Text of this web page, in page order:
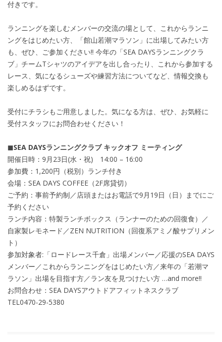
付きです。
ランニングを楽しむメンバーの交流の場として、これからランニ
ングをはじめたい方、「館山若潮マラソン」に出場してみたい方
も、ぜひ、ご参加ください!! 今年の「SEA DAYSランニングクラ
ブ」チームTシャツのアイデアを出し合ったり、これから参加する
レース、気になるシューズや練習方法についてなど、情報交換も
楽しめるはずです。
受付にチラシもご用意しました。気になる方は、ぜひ、お気軽に
受付スタッフにお問合わせください！
◼︎SEA DAYSランニングクラブ キックオフ ミーティング
開催日時：9月23日(水・祝) 14:00 – 16:00
参加費：1,200円（税別）ランチ付き
会場：SEA DAYS COFFEE（2F席貸切）
ご予約：事前予約制／店頭またはお電話で9月19日（日）までにご
予約ください
ランチ内容：特製ランチボックス（ランナーのための回復食）／
自家製レモネード／ZEN NUTRITION（回復系アミノ酸サプリメン
ト）
参加対象者:「ロードレース千倉」出場メンバー／応援のSEA DAYS
メンバー／これからランニングをはじめたい方／来年の「若潮マ
ラソン」出場を目指す方／ラン友を見つけたい方 …and more!!
お問合わせ：SEA DAYSアウトドアフィットネスクラブ
TEL0470-29-5380